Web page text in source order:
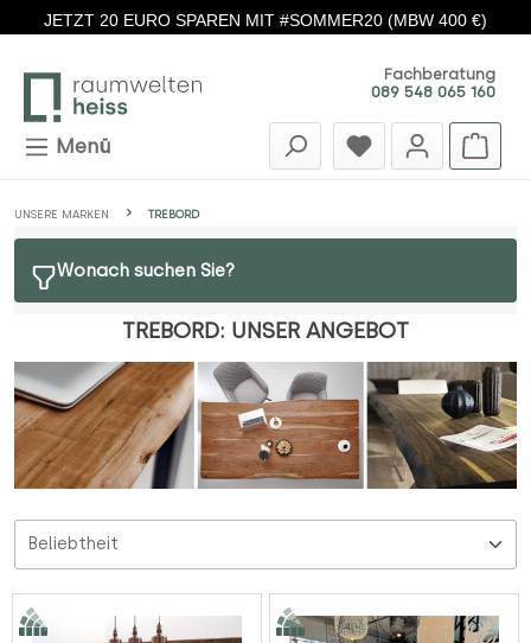
Zum Hauptinhalt springen
JETZT 20 EURO SPAREN MIT #SOMMER20 (MBW 400 €)
Fachberatung
089 548 065 160
Menü
UNSERE MARKEN TREBORD
Wonach suchen Sie?
TREBORD: UNSER ANGEBOT